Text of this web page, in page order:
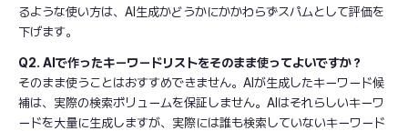
るような使い方は、AI生成かどうかにかかわらずスパムとして評価を
下げます。
Q2. AIで作ったキーワードリストをそのまま使ってよいですか？
そのまま使うことはおすすめできません。AIが生成したキーワード候
補は、実際の検索ボリュームを保証しません。AIはそれらしいキーワ
ードを大量に生成しますが、実際には誰も検索していないキーワード